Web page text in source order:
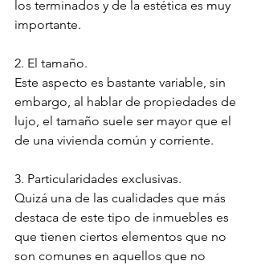
los terminados y de la estética es muy
importante.
2. El tamaño.
Este aspecto es bastante variable, sin
embargo, al hablar de propiedades de
lujo, el tamaño suele ser mayor que el
de una vivienda común y corriente.
3. Particularidades exclusivas.
Quizá una de las cualidades que más
destaca de este tipo de inmuebles es
que tienen ciertos elementos que no
son comunes en aquellos que no